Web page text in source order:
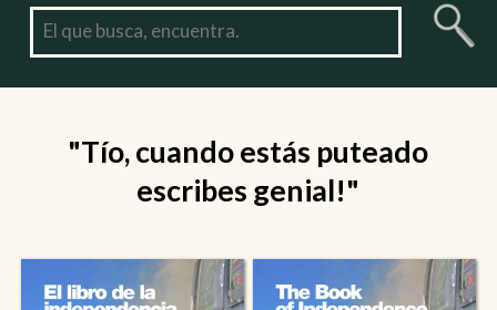
"Tío, cuando estás puteado
escribes genial!"